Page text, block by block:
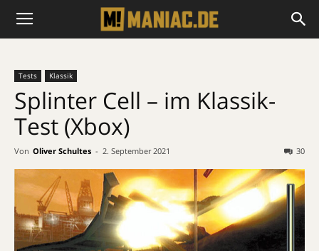
Tests Klassik
Splinter Cell – im Klassik-
Test (Xbox)
Von Oliver Schultes - 2. September 2021 30